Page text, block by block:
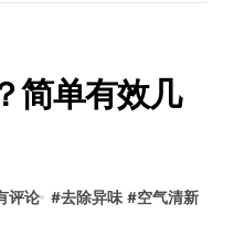
简单有效几
评论 #去除异味 #空气清新